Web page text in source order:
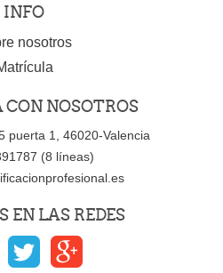
INFO
nosotros
NOSOTROS
puerta 1, 46020-Valencia
(8 líneas)
EN LAS REDES